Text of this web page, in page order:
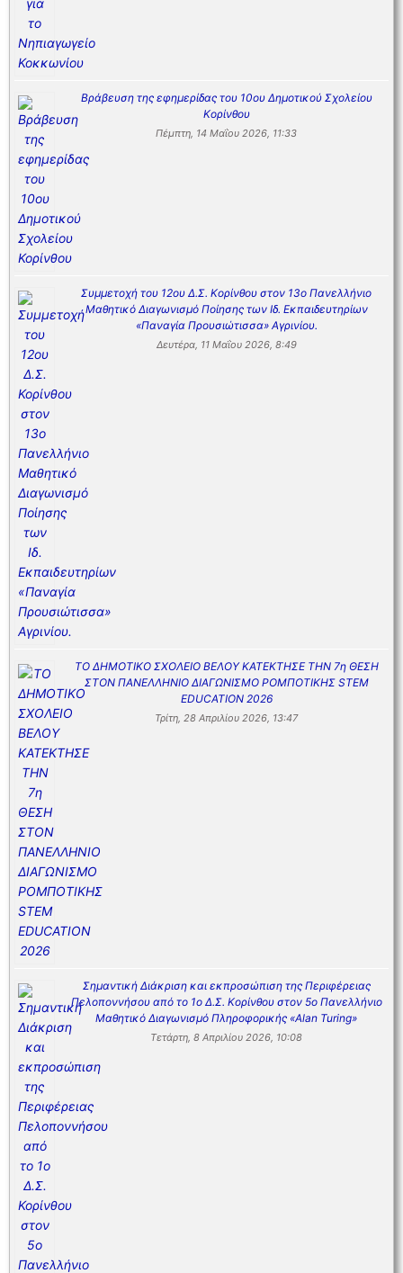
Βράβευση της εφημερίδας του 10ου Δημοτικού Σχολείου
Κορίνθου
Πέμπτη, 14 Μαΐου 2026, 11:33
Συμμετοχή του 12ου Δ.Σ. Κορίνθου στον 13ο Πανελλήνιο
Μαθητικό Διαγωνισμό Ποίησης των Ιδ. Εκπαιδευτηρίων
«Παναγία Προυσιώτισσα» Αγρινίου.
Δευτέρα, 11 Μαΐου 2026, 8:49
ΤΟ ΔΗΜΟΤΙΚΟ ΣΧΟΛΕΙΟ ΒΕΛΟΥ ΚΑΤΕΚΤΗΣΕ ΤΗΝ 7η ΘΕΣΗ
ΣΤΟΝ ΠΑΝΕΛΛΗΝΙΟ ΔΙΑΓΩΝΙΣΜΟ ΡΟΜΠΟΤΙΚΗΣ STEM
EDUCATION 2026
Τρίτη, 28 Απριλίου 2026, 13:47
Σημαντική Διάκριση και εκπροσώπιση της Περιφέρειας
Πελοποννήσου από το 1ο Δ.Σ. Κορίνθου στον 5ο Πανελλήνιο
Μαθητικό Διαγωνισμό Πληροφορικής «Alan Turing»
Τετάρτη, 8 Απριλίου 2026, 10:08